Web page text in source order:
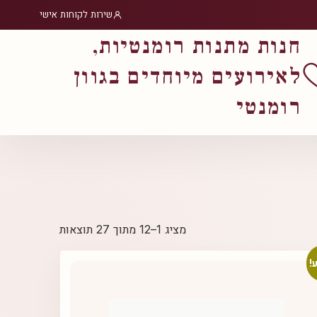
שירות לקוחות אישי
חנות מתנות רומנטיות,
לאירועים מיוחדים בגוון
רומנטי
מציג 1–12 מתוך 27 תוצאות
ממוין